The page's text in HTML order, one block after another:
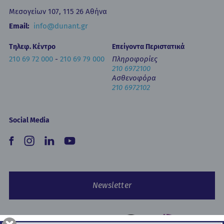
Έντυπα
Μεσογείων 107, 115 26 Αθήνα
Email: info@dunant.gr
Τηλεφ. Κέντρο
210 69 72 000- 210 69 79 000
Επείγοντα Περιστατικά
Πληροφορίες
210 6972100
Ασθενοφόρα
210 6972102
Social Media
Newsletter